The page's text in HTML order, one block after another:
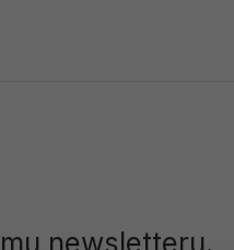
newsletteru.